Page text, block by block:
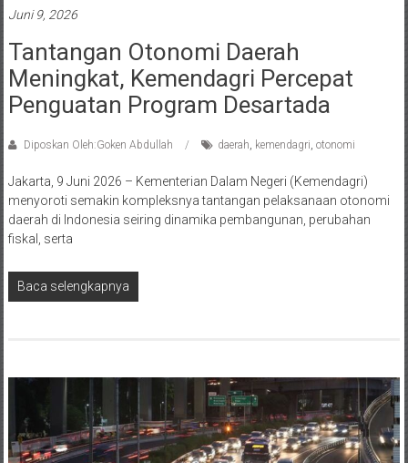
Juni 9, 2026
Tantangan Otonomi Daerah
Meningkat, Kemendagri Percepat
Penguatan Program Desartada
Diposkan Oleh:Goken Abdullah daerah, kemendagri, otonomi
Jakarta, 9 Juni 2026 – Kementerian Dalam Negeri (Kemendagri)
menyoroti semakin kompleksnya tantangan pelaksanaan otonomi
daerah di Indonesia seiring dinamika pembangunan, perubahan
fiskal, serta
Baca selengkapnya